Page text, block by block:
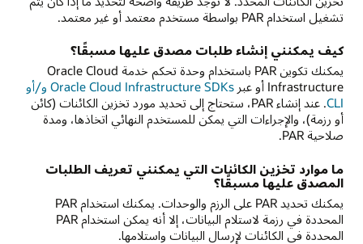
تشغيل استخدام PAR بواسطة مستخدم معتمد أو غير معتمد.
كيف يمكنني إنشاء طلبات مصدق عليها مسبقًا؟
يمكنك تكوين PAR باستخدام وحدة تحكم خدمة Oracle Cloud
Infrastructure أو عبر
Oracle Cloud Infrastructure SDKs و/أو
CLI
. عند إنشاء PAR، ستحتاج إلى تحديد مورد تخزين الكائنات (كائن
أو رزمة)، والإجراءات التي يمكن للمستخدم النهائي اتخاذها، ومدة
صلاحية PAR.
ما موارد تخزين الكائنات التي يمكنني تعريف الطلبات
المصدق عليها مسبقًا؟
يمكنك تحديد PAR على الرزم والوحدات. يمكنك استخدام PAR
المحددة في رزمة لاستلام البيانات، إلا أنه يمكن استخدام PAR
المحددة في الكائنات لإرسال البيانات واستلامها.